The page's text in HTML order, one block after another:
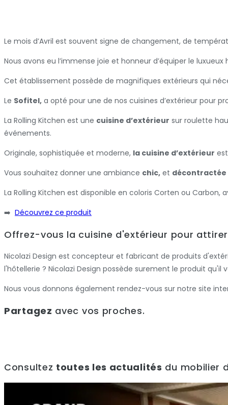
Le mois d’Avril est souvent signe de changement, de
Nous avons eu l’immense joie et honneur d’équiper le luxueux
Cet établissement possède de magnifiques extérieurs qui
Le Sofitel, a opté pour une de nos cuisines d’extérieur pour
La Rolling Kitchen est une cuisine d’extérieur sur roulette
événements.
Originale, sophistiquée et moderne, la cuisine d’extérieur
Vous souhaitez donner une ambiance chic, et décontractée
La Rolling Kitchen est disponible en coloris Corten ou
➡️ Découvrez ce produit
Offrez-vous la cuisine d'extérieur pour
Nicolazi Design est concepteur et fabricant de produits
l'hôtellerie ? Nicolazi Design possède surement le produit qu'il
Nous vous donnons également rendez-vous sur notre site
Partagez avec vos proches.
Consultez toutes les actualités du mobilier